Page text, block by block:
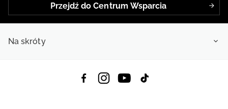
Przejdź do Centrum Wsparcia
Na skróty